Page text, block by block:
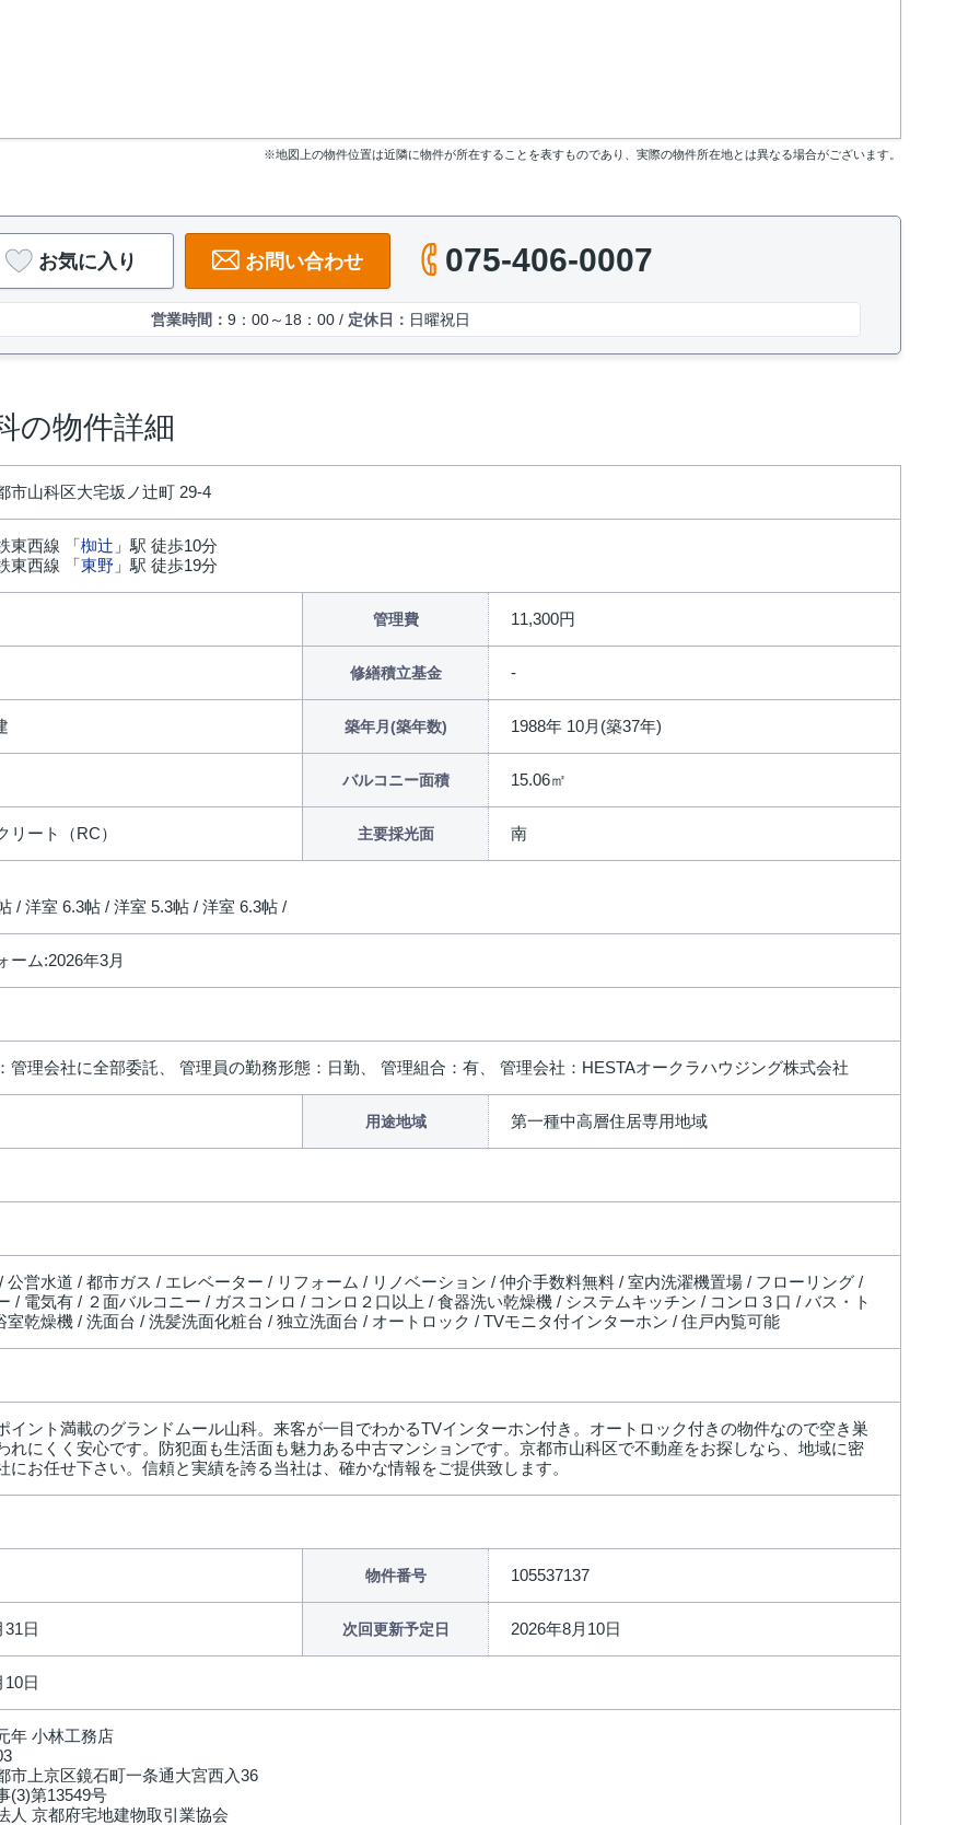
※地図上の物件位置は近隣に物件が所在することを表すものであり、実際の物件所在地とは異なる場合がございます。
お気に入り お問い合わせ 075-406-0007
営業時間： 9：00～18：00 / 定休日： 日曜祝日
の物件詳細
市山科区大宅坂ノ辻町 29-4
東西線 「椥辻 」駅 徒歩10分
東西線 「東野 」駅 徒歩19分
管理費 11,300円
修繕積立基金
築年月(築年数) 1988年 10月(築37年)
バルコニー面積 15.06㎡
リート（RC） 主要採光面 南
/ 洋室 6.3帖 / 洋室 5.3帖 / 洋室 6.3帖 /
ーム:2026年3月
管理会社に全部委託、 管理員の勤務形態：日勤、 管理組合：有、 管理会社：HESTAオークラハウジング株式会社
用途地域 第一種中高層住居専用地域
公営水道 / 都市ガス / エレベーター / リフォーム / リノベーション / 仲介手数料無料 / 室内洗濯機置場 / フローリング /
/ 電気有 / ２面バルコニー / ガスコンロ / コンロ２口以上 / 食器洗い乾燥機 / システムキッチン / コンロ３口 / バス・ト
室乾燥機 / 洗面台 / 洗髪洗面化粧台 / 独立洗面台 / オートロック / TVモニタ付インターホン / 住戸内覧可能
イント満載のグランドムール山科。来客が一目でわかるTVインターホン付き。オートロック付きの物件なので空き巣
れにくく安心です。防犯面も生活面も魅力ある中古マンションです。京都市山科区で不動産をお探しなら、地域に密
にお任せ下さい。信頼と実績を誇る当社は、確かな情報をご提供致します。
物件番号 105537137
31日 次回更新予定日 2026年8月10日
10日
年 小林工務店
市上京区鏡石町一条通大宮西入36
(3)第13549号
人 京都府宅地建物取引業協会